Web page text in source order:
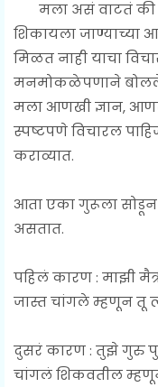
मला असं वाटतं की
शिकायला
मिळत नाही याचा
मनमोकळेपणाने बोलले
मला आणखी ज्ञान,
स्पष्टपणे विचारल
कराव्यात.
आता एका गुरूला
असतात.
पहिलं कारण : माझी
जास्त चांगले म्हणून तू
दुसरं कारण : तुझे गुरु
चांगलं शिकवतील